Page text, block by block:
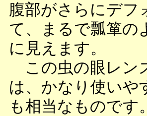
腹部がさらにデフ
て、まるで瓢箪の
に見えます。
この虫の眼レン
は、かなり使いや
も相当なものです